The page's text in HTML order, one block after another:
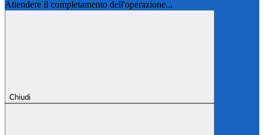
Attendere il completamento dell'operazione...
Chiudi